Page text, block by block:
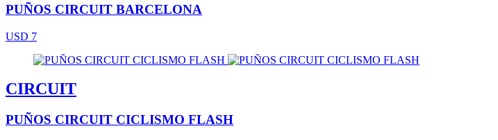
PUÑOS CIRCUIT BARCELONA
USD 7
CIRCUIT
PUÑOS CIRCUIT CICLISMO FLASH